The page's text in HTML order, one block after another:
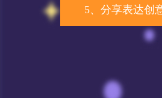
5、分享表达创